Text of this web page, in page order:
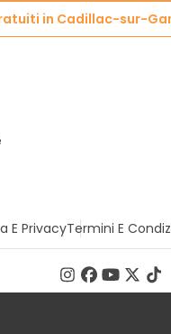
in Cadillac-sur-
E PrivacyTermini E